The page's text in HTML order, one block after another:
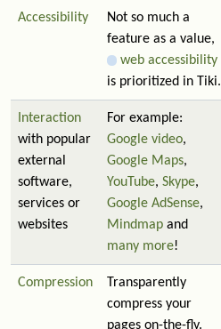
Accessibility
Not so much a
feature as a value,
web accessibility
is prioritized in Tiki.
Interaction
with popular
external
software,
services or
websites
For example:
Google video,
Google Maps,
YouTube, Skype,
Google AdSense,
Mindmap and
many more!
Compression
Transparently
compress your
pages on-the-fly.